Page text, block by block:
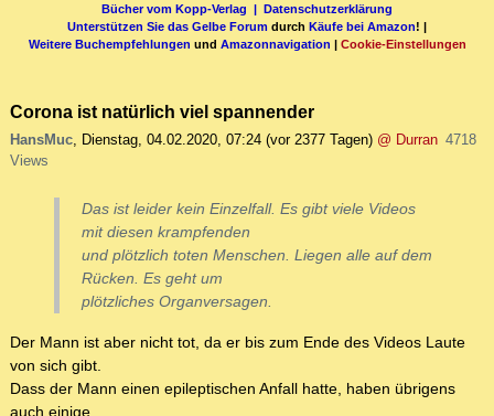
Bücher vom Kopp-Verlag | Datenschutzerklärung
Unterstützen Sie das Gelbe Forum durch Käufe bei Amazon! |
Weitere Buchempfehlungen und Amazonnavigation | Cookie-Einstellungen
Corona ist natürlich viel spannender
HansMuc, Dienstag, 04.02.2020, 07:24 (vor 2377 Tagen) @ Durran 4718
Views
Das ist leider kein Einzelfall. Es gibt viele Videos
mit diesen krampfenden
und plötzlich toten Menschen. Liegen alle auf dem
Rücken. Es geht um
plötzliches Organversagen.
Der Mann ist aber nicht tot, da er bis zum Ende des Videos Laute
von sich gibt.
Dass der Mann einen epileptischen Anfall hatte, haben übrigens
auch einige